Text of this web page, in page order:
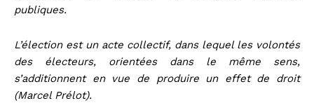
publiques.
L’élection est un acte collectif, dans lequel les volontés
des électeurs, orientées dans le même sens,
s’additionnent en vue de produire un effet de droit
(Marcel Prélot).